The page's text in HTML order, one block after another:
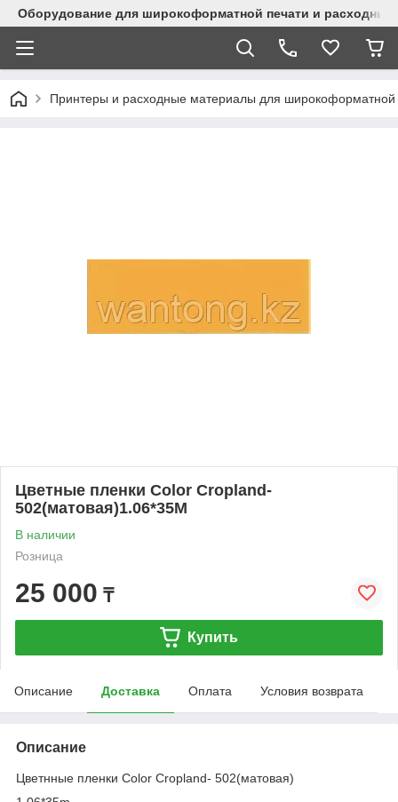
Оборудование для широкоформатной печати и
Принтеры и расходные материалы для широкоформатной
Цветные пленки Color Cropland-
502(матовая)1.06*35M
В наличии
Розница
25 000 ₸
Купить
Описание Доставка Оплата Условия возврата
Описание
Цветнные пленки Color Cropland- 502(матовая)